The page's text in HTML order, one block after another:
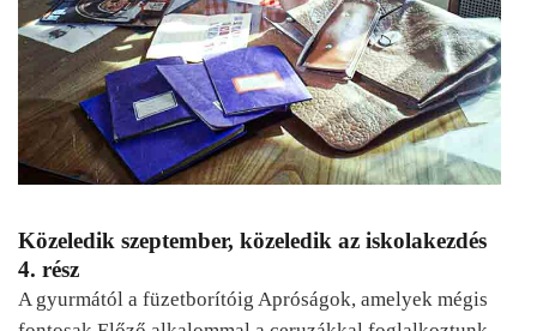
Közeledik szeptember, közeledik az iskolakezdés
4. rész
A gyurmától a füzetborítóig Apróságok, amelyek mégis